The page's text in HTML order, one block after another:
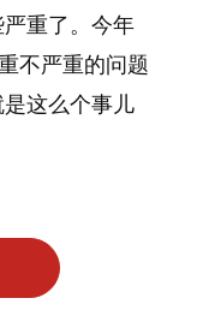
重了。今年
不严重的问题
这么个事儿